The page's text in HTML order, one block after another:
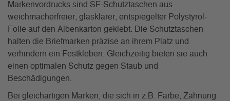
Markenvordrucks sind SF-Schutztaschen aus
weichmacherfreier, glasklarer, entspiegelter Polystyrol-
Folie auf den Albenkarton geklebt. Die Schutztaschen
halten die Briefmarken präzise an ihrem Platz und
verhindern ein Festkleben. Gleichzeitig bieten sie auch
einen optimalen Schutz gegen Staub und
Beschädigungen.
Bei gleichartigen Marken, die sich in z.B. Farbe, Zähnung